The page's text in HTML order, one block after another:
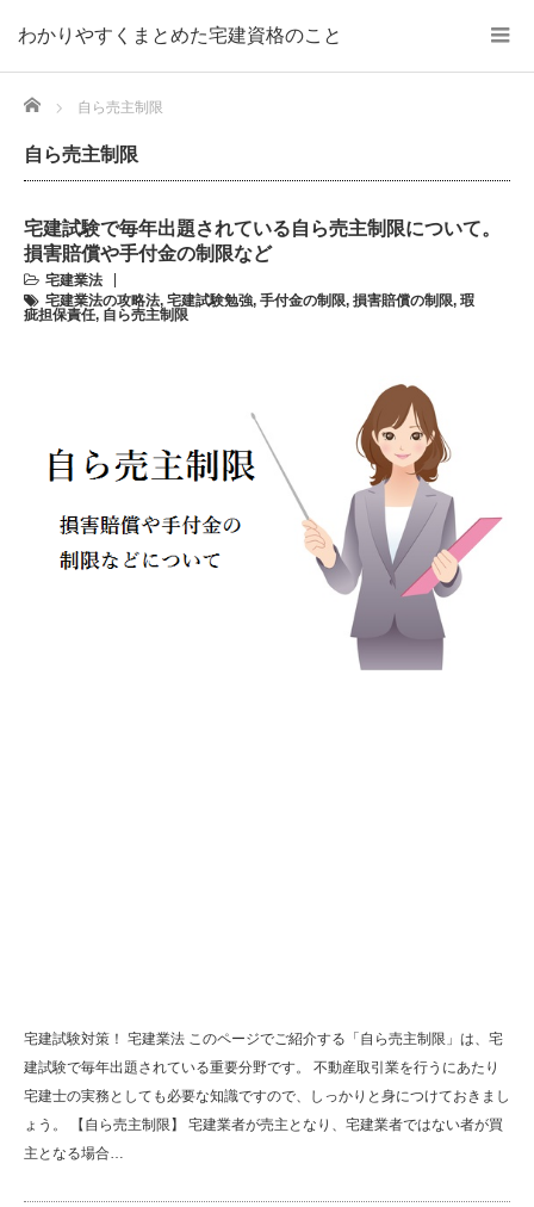
わかりやすくまとめた宅建資格のこと
Home 自ら売主制限
自ら売主制限
宅建試験で毎年出題されている自ら売主制限について。
損害賠償や手付金の制限など
宅建業法
宅建業法の攻略法, 宅建試験勉強, 手付金の制限, 損害賠償の制限, 瑕
疵担保責任, 自ら売主制限
宅建試験対策！ 宅建業法 このページでご紹介する「自ら売主制限」は、宅
建試験で毎年出題されている重要分野です。 不動産取引業を行うにあたり
宅建士の実務としても必要な知識ですので、しっかりと身につけておきまし
ょう。 【自ら売主制限】 宅建業者が売主となり、宅建業者ではない者が買
主となる場合…